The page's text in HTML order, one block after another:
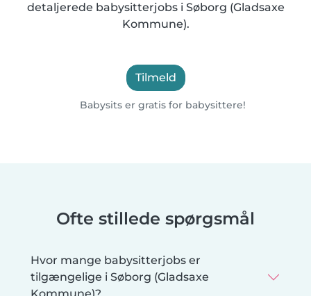
detaljerede babysitterjobs i Søborg (Gladsaxe
Kommune).
Tilmeld
Babysits er gratis for babysittere!
Ofte stillede spørgsmål
Hvor mange babysitterjobs er
tilgængelige i Søborg (Gladsaxe